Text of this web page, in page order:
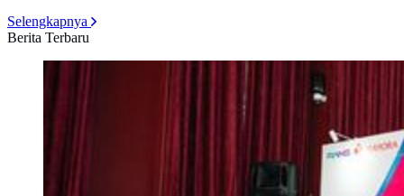
Selengkapnya
Berita Terbaru